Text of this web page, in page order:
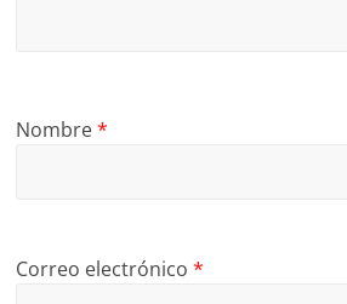
Nombre*
Correo electrónico*